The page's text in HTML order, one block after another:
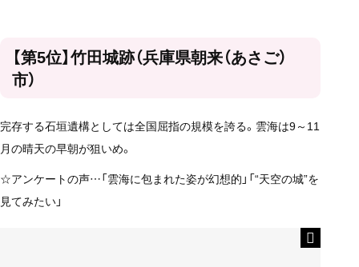
【第5位】竹田城跡（兵庫県朝来（あさご）
市）
完存する石垣遺構としては全国屈指の規模を誇る。雲海は9～11
月の晴天の早朝が狙いめ。
☆アンケートの声…「雲海に包まれた姿が幻想的」「“天空の城”を
見てみたい」